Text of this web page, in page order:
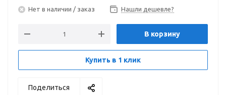
Нет в наличии / заказ Нашли дешевле?
В корзину
Купить в 1 клик
Поделиться